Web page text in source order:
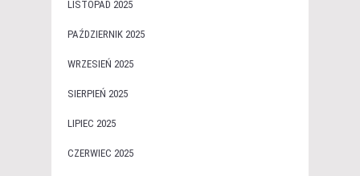
LISTOPAD 2025
PAŹDZIERNIK 2025
WRZESIEŃ 2025
SIERPIEŃ 2025
LIPIEC 2025
CZERWIEC 2025